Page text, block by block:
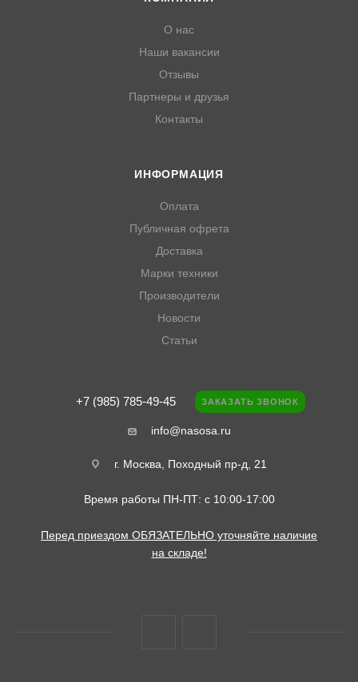
О нас
Наши вакансии
Отзывы
Партнеры и друзья
Контакты
ИНФОРМАЦИЯ
Оплата
Публичная офрета
Доставка
Марки техники
Производители
Новости
Статьи
+7 (985) 785-49-45 ЗАКАЗАТЬ ЗВОНОК
info@nasosa.ru
г. Москва, Походный пр-д, 21
Время работы ПН-ПТ: с 10:00-17:00
Перед приездом ОБЯЗАТЕЛЬНО уточняйте наличие
на складе!